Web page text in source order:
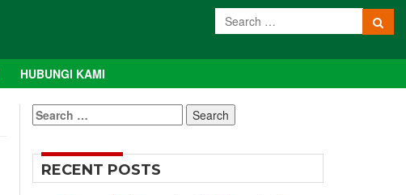
HUBUNGI KAMI
Search
for:
RECENT POSTS